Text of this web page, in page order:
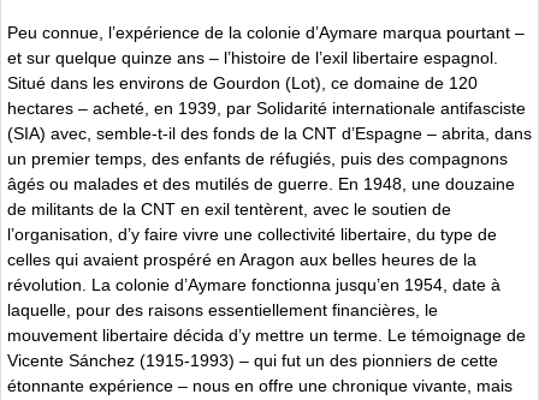
Peu connue, l’expérience de la colonie d’Aymare marqua pourtant –
et sur quelque quinze ans – l’histoire de l’exil libertaire espagnol.
Situé dans les environs de Gourdon (Lot), ce domaine de 120
hectares – acheté, en 1939, par Solidarité internationale antifasciste
(SIA) avec, semble-t-il des fonds de la CNT d’Espagne – abrita, dans
un premier temps, des enfants de réfugiés, puis des compagnons
âgés ou malades et des mutilés de guerre. En 1948, une douzaine
de militants de la CNT en exil tentèrent, avec le soutien de
l’organisation, d’y faire vivre une collectivité libertaire, du type de
celles qui avaient prospéré en Aragon aux belles heures de la
révolution. La colonie d’Aymare fonctionna jusqu’en 1954, date à
laquelle, pour des raisons essentiellement financières, le
mouvement libertaire décida d’y mettre un terme. Le témoignage de
Vicente Sánchez (1915-1993) – qui fut un des pionniers de cette
étonnante expérience – nous en offre une chronique vivante, mais